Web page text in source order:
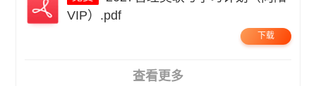
VIP）.pdf
下载
查看更多